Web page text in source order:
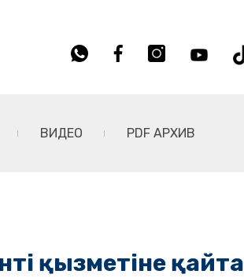
ВИДЕО PDF АРХИВ
қызметіне қайта